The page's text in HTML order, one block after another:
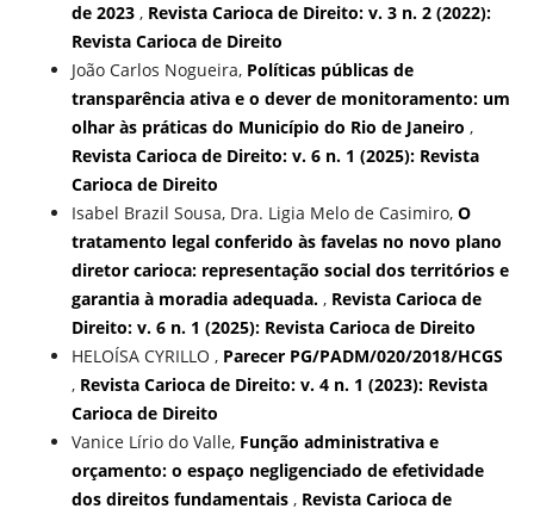
de 2023 , Revista Carioca de Direito: v. 3 n. 2 (2022):
Revista Carioca de Direito
João Carlos Nogueira, Políticas públicas de
transparência ativa e o dever de monitoramento: um
olhar às práticas do Município do Rio de Janeiro ,
Revista Carioca de Direito: v. 6 n. 1 (2025): Revista
Carioca de Direito
Isabel Brazil Sousa, Dra. Ligia Melo de Casimiro, O
tratamento legal conferido às favelas no novo plano
diretor carioca: representação social dos territórios e
garantia à moradia adequada. , Revista Carioca de
Direito: v. 6 n. 1 (2025): Revista Carioca de Direito
HELOÍSA CYRILLO , Parecer PG/PADM/020/2018/HCGS
, Revista Carioca de Direito: v. 4 n. 1 (2023): Revista
Carioca de Direito
Vanice Lírio do Valle, Função administrativa e
orçamento: o espaço negligenciado de efetividade
dos direitos fundamentais , Revista Carioca de